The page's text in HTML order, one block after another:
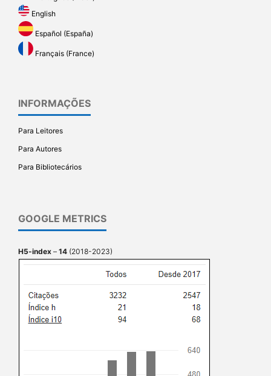
English
Español (España)
Français (France)
INFORMAÇÕES
Para Leitores
Para Autores
Para Bibliotecários
GOOGLE METRICS
H5-index – 14 (2018-2023)